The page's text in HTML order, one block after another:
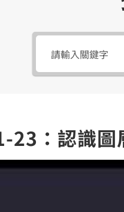
23：認識圖